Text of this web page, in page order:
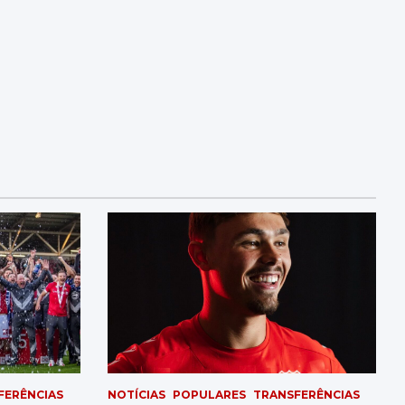
Local: Racecourse Ground
Championship - Round 21 11/12/2026 20:00
Bolton Wanderers
Wrexham
Local: Toughsheet Community Stadium
Championship - Round 22 19/12/2026 15:00
Wrexham
Queens Park Rangers
Local: Racecourse Ground
NOTÍCIAS POPULARES TRANSFERÊNCIAS